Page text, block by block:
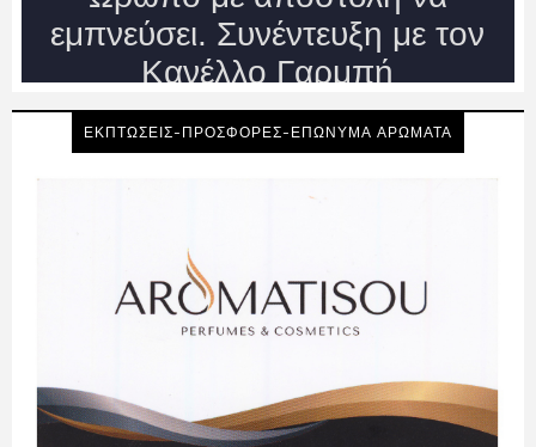
ΕΚΠΤΩΣΕΙΣ-ΠΡΟΣΦΟΡΕΣ-ΕΠΩΝΥΜΑ ΑΡΩΜΑΤΑ